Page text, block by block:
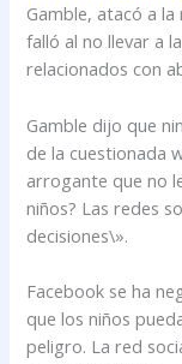
Gamble, atacó a
falló al no llevar a
relacionados con
Gamble dijo que
de la cuestionada
arrogante que no
niños? Las redes
decisiones\».
Facebook se ha
que los niños
peligro. La red